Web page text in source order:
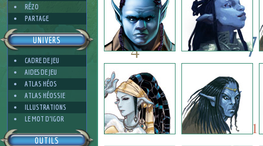
RÉZO
PARTAGE
UNIVERS
CADRE DE JEU
AIDES DE JEU
ATLAS HÉOS
ATLAS HÉOSSIE
ILLUSTRATIONS
LE MOT D'IGOR
OUTILS
5
7
5
1
4